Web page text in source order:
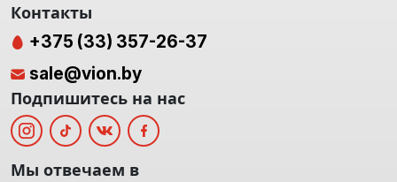
Контакты
+375 (33) 357-26-37
sale@vion.by
Подпишитесь на нас
Мы отвечаем в